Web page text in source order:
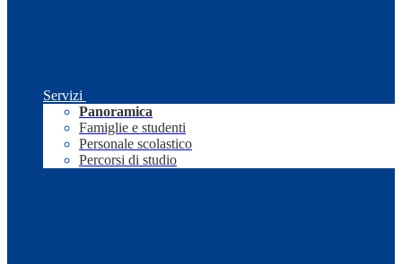
Servizi
Panoramica
Famiglie e studenti
Personale scolastico
Percorsi di studio